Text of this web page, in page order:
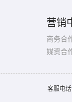
营销
商务合
媒资合
客服电